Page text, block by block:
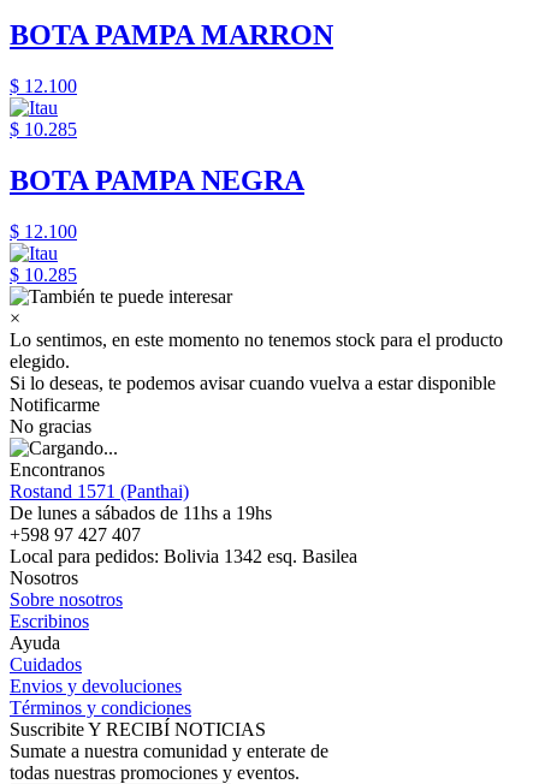
BOTA PAMPA MARRON
$ 12.100
$ 10.285
BOTA PAMPA NEGRA
$ 12.100
$ 10.285
×
Lo sentimos, en este momento no tenemos stock para el producto
elegido.
Si lo deseas, te podemos avisar cuando vuelva a estar disponible
Notificarme
No gracias
Encontranos
Rostand 1571 (Panthai)
De lunes a sábados de 11hs a 19hs
+598 97 427 407
Local para pedidos: Bolivia 1342 esq. Basilea
Nosotros
Sobre nosotros
Escribinos
Ayuda
Cuidados
Envios y devoluciones
Términos y condiciones
Suscribite Y RECIBÍ NOTICIAS
Sumate a nuestra comunidad y enterate de
todas nuestras promociones y eventos.